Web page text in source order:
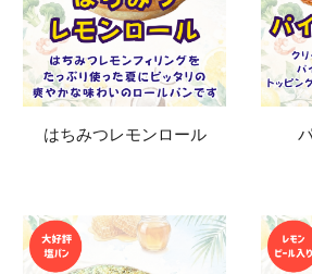
はちみつレモンロール